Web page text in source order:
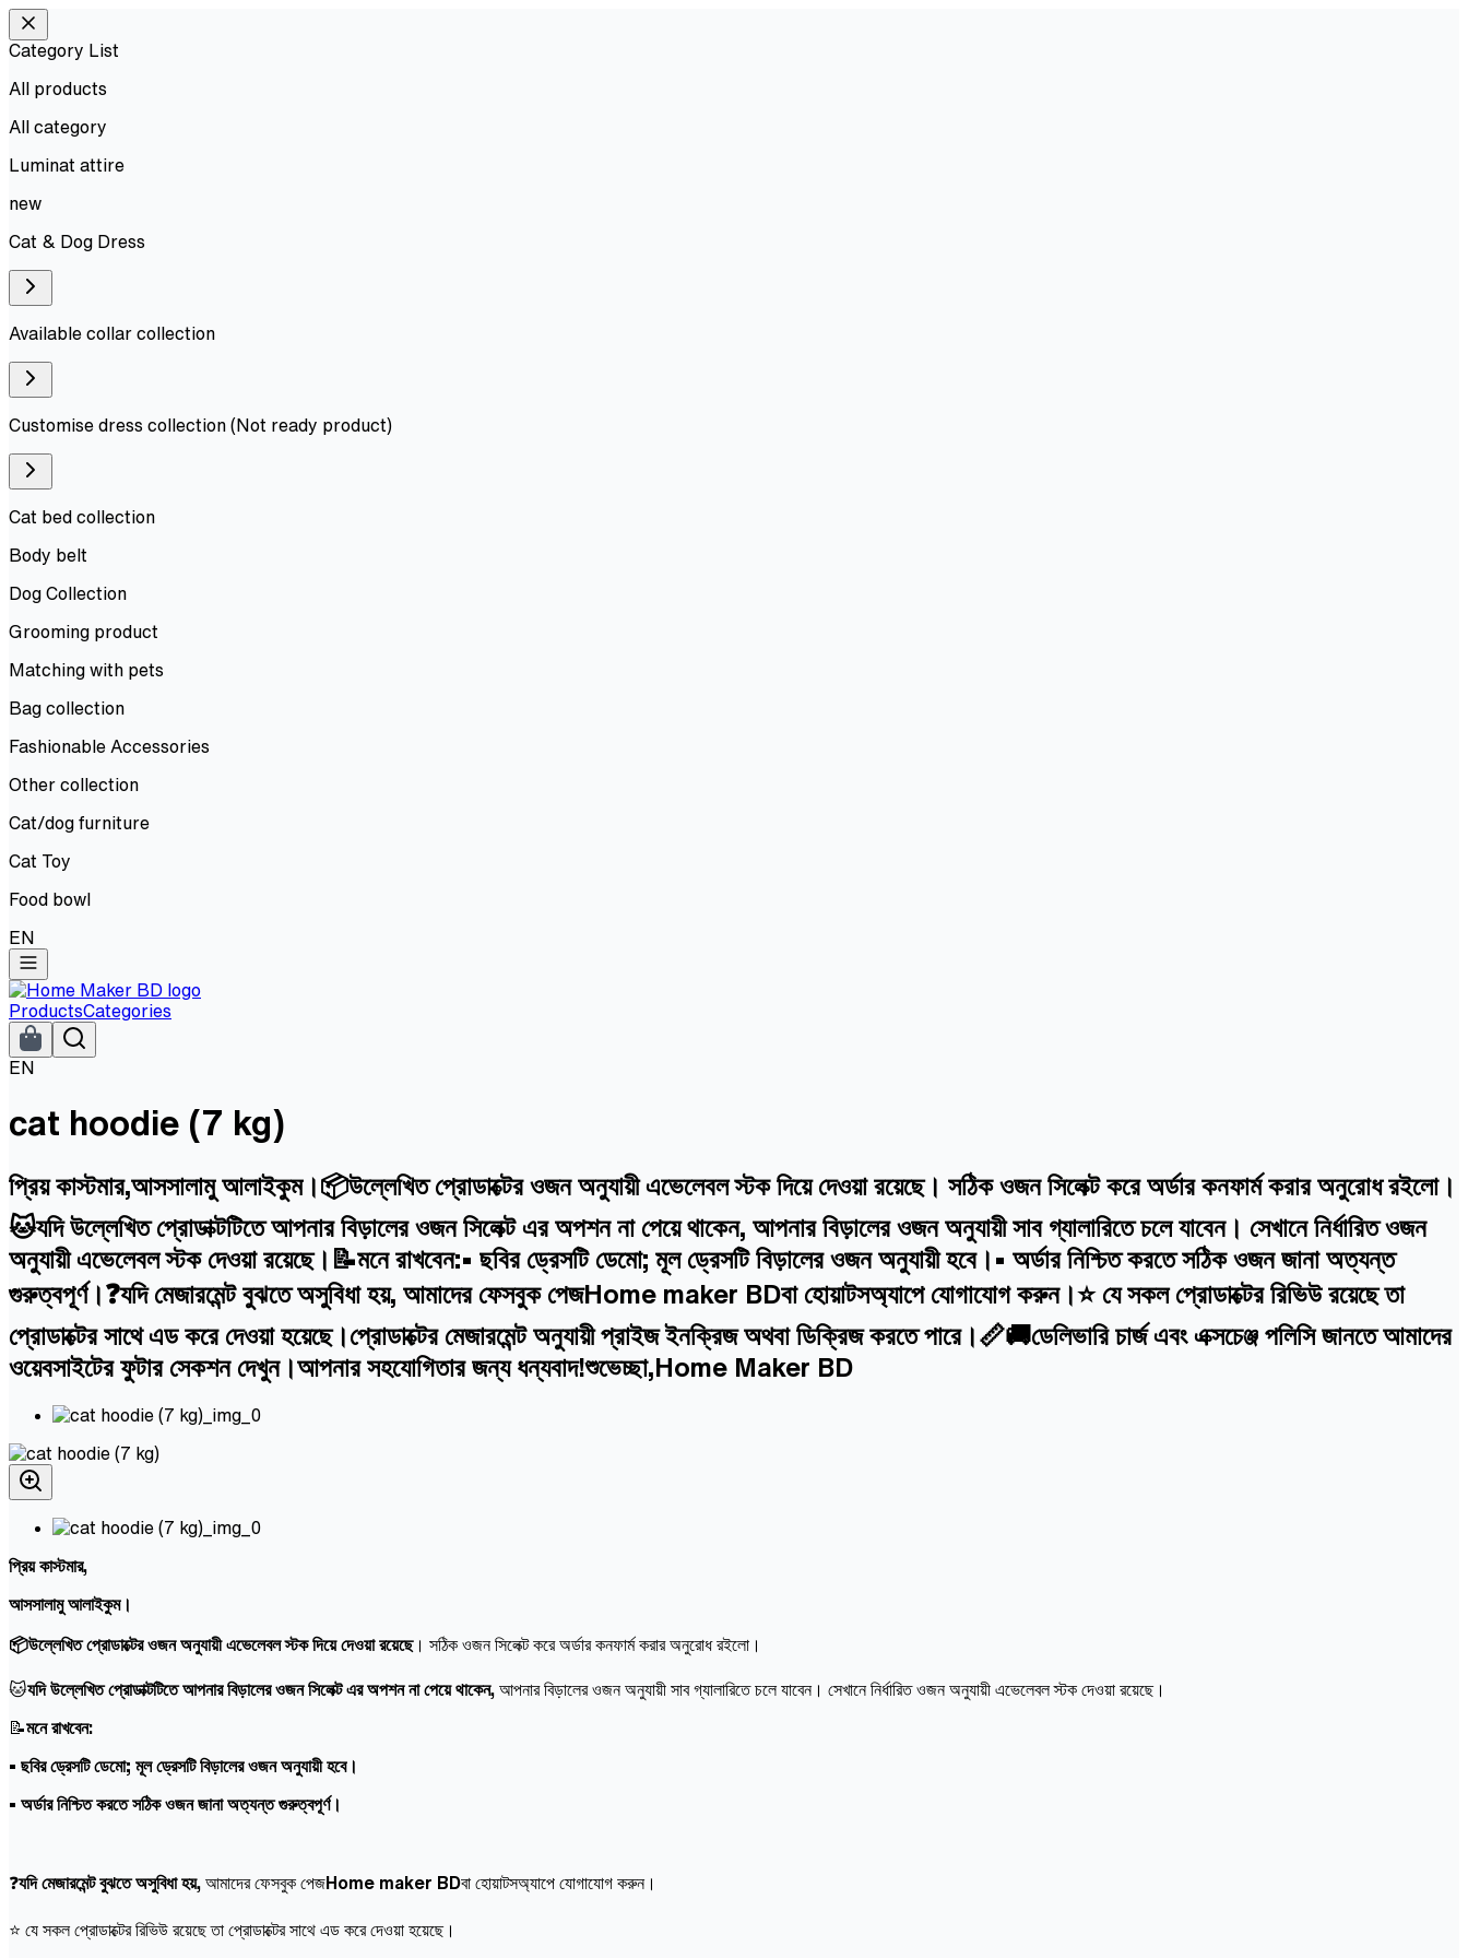
Category List
All products
All category
Luminat attire
new
Cat & Dog Dress
Available collar collection
Customise dress collection (Not ready product)
Cat bed collection
Body belt
Dog Collection
Grooming product
Matching with pets
Bag collection
Fashionable Accessories
Other collection
Cat/dog furniture
Cat Toy
Food bowl
EN
ProductsCategories
EN
cat hoodie (7 kg)
প্রিয় কাস্টমার,আসসালামু আলাইকুম।📦উল্লেখিত প্রোডাক্টের ওজন অনুযায়ী এভেলেবল স্টক দিয়ে দেওয়া রয়েছে। সঠিক ওজন সিলেক্ট করে অর্ডার কনফার্ম করার অনুরোধ রইলো।
🐱যদি উল্লেখিত প্রোডাক্টটিতে আপনার বিড়ালের ওজন সিলেক্ট এর অপশন না পেয়ে থাকেন, আপনার বিড়ালের ওজন অনুযায়ী সাব গ্যালারিতে চলে যাবেন। সেখানে নির্ধারিত ওজন
অনুযায়ী এভেলেবল স্টক দেওয়া রয়েছে।📝মনে রাখবেন:• ছবির ড্রেসটি ডেমো; মূল ড্রেসটি বিড়ালের ওজন অনুযায়ী হবে।• অর্ডার নিশ্চিত করতে সঠিক ওজন জানা অত্যন্ত
গুরুত্বপূর্ণ।❓যদি মেজারমেন্ট বুঝতে অসুবিধা হয়, আমাদের ফেসবুক পেজHome maker BDবা হোয়াটসঅ্যাপে যোগাযোগ করুন।⭐ যে সকল প্রোডাক্টের রিভিউ রয়েছে তা
প্রোডাক্টের সাথে এড করে দেওয়া হয়েছে।প্রোডাক্টের মেজারমেন্ট অনুযায়ী প্রাইজ ইনক্রিজ অথবা ডিক্রিজ করতে পারে।📏🚚ডেলিভারি চার্জ এবং এক্সচেঞ্জ পলিসি জানতে আমাদের
ওয়েবসাইটের ফুটার সেকশন দেখুন।আপনার সহযোগিতার জন্য ধন্যবাদ!শুভেচ্ছা,Home Maker BD
প্রিয় কাস্টমার,
আসসালামু আলাইকুম।
📦উল্লেখিত প্রোডাক্টের ওজন অনুযায়ী এভেলেবল স্টক দিয়ে দেওয়া রয়েছে। সঠিক ওজন সিলেক্ট করে অর্ডার কনফার্ম করার অনুরোধ রইলো।
🐱যদি উল্লেখিত প্রোডাক্টটিতে আপনার বিড়ালের ওজন সিলেক্ট এর অপশন না পেয়ে থাকেন, আপনার বিড়ালের ওজন অনুযায়ী সাব গ্যালারিতে চলে যাবেন। সেখানে নির্ধারিত ওজন অনুযায়ী এভেলেবল স্টক দেওয়া রয়েছে।
📝মনে রাখবেন:
• ছবির ড্রেসটি ডেমো; মূল ড্রেসটি বিড়ালের ওজন অনুযায়ী হবে।
• অর্ডার নিশ্চিত করতে সঠিক ওজন জানা অত্যন্ত গুরুত্বপূর্ণ।
❓যদি মেজারমেন্ট বুঝতে অসুবিধা হয়, আমাদের ফেসবুক পেজHome maker BDবা হোয়াটসঅ্যাপে যোগাযোগ করুন।
⭐ যে সকল প্রোডাক্টের রিভিউ রয়েছে তা প্রোডাক্টের সাথে এড করে দেওয়া হয়েছে।